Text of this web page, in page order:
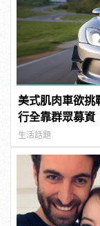
美式肌肉車欲挑
行全靠群眾募資
生活話題